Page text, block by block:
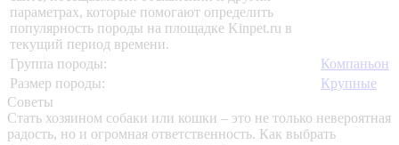
параметрах, которые помогают определить
популярность породы на площадке Kinpet.ru в
текущий период времени.
Группа породы:
Компаньон
Размер породы:
Крупные
Советы
Стать хозяином собаки или кошки – это не только невероятная
радость, но и огромная ответственность. Как выбрать